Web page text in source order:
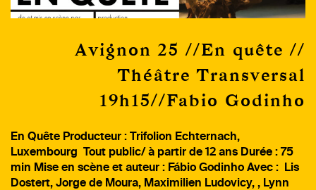
Avignon 25 //En quête //
Théâtre Transversal
19h15//Fabio Godinho
En Quête Producteur : Trifolion Echternach,
Luxembourg Tout public/ à partir de 12 ans Durée : 75
min Mise en scène et auteur : Fábio Godinho Avec : Lis
Dostert, Jorge de Moura, Maximilien Ludovicy, , Lynn